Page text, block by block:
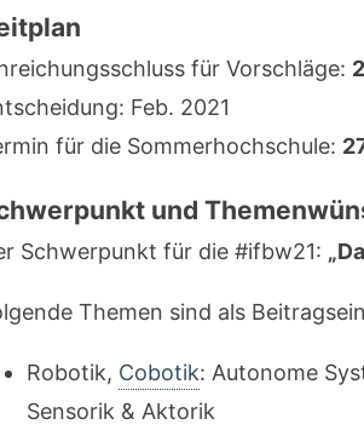
für Vorschläge:
Feb. 2021
für die Sommerhochschule:
und
Schwerpunkt für die #ifbw21:
Themen sind als
Robotik, Cobotik: Autonome
Sensorik & Aktorik